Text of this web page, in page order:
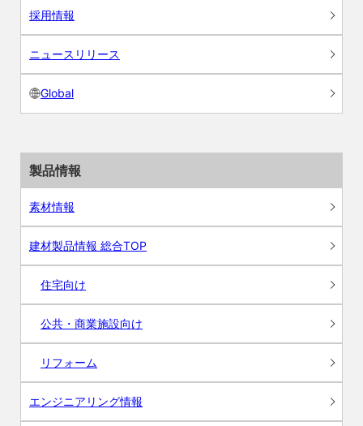
採用情報
ニュースリリース
Global
製品情報
素材情報
建材製品情報 総合TOP
住宅向け
公共・商業施設向け
リフォーム
エンジニアリング情報